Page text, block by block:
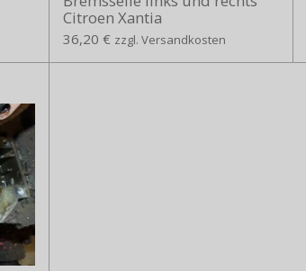
Citroen Xantia
36,20 € zzgl. Versandkosten